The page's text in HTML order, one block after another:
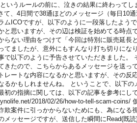
いうルールの前に、泣きの結果に終わって
、4日間で38通ほどのメッセージ（毎日10
ムICOですが、以下のように一段落したよう
と思いますが、その辺は検証を始めてる時点
らない理由をつけて「今回は特別に販売延長
てましたが、意外にもすんなり打ち切りに
で以下のように予告させていただきました。
きたので、こちらからあるメッセージを送っ
レートな内容になるかと思いますが、その反
るかもしれませんね。 ということで、以下の
初の指摘に関しては、以下の記事を参考にし
2018/02/26/how-to-tell-scam-coins/
欺案件に引っかからないためにも、為になる
メッセージですが、送信した瞬間にRead(既